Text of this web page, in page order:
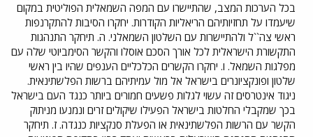
בכל הערכות המצב, שהתיישרו עם המפה השמאלית הפוליטית במקום
שיעמדו על תחזיותיהם הריאליות הקודרות. יחקרו הסיבות להתקרנפות
ראשי צה``ל ולהתיישרות עם השלטון השמאלני. ה. תיחקר התנהגות
התקשורת הישראלית לכל אורך הסכם אוסלו והקשר הסימביוטי שלה עם
מפלגות השמאל. ו. יחקרו הקשרים הכלכליים הענפים שהיו בין ראשי
שלטון ופונקציונרים בישראל אל מול עמיתיהם ברשות הפלשתינאית.
ניגוד אינטרסים זה עשוי לגלות פשעים חמורים ביותר כנגד העם בישראל
בכך שמקבלי החלטות בישראל הפעילו שיקולים זרים ונמנעו מניתוק
הקשר עם הרשות הפלשתינאית או הפעלת סנקציות כנגדה. ז. תיחקר